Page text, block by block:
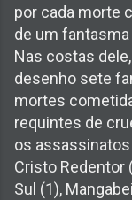
por cada morte
de um
Nas costas
desenho sete
mortes
requintes de
os
Cristo Redentor
Sul (1),